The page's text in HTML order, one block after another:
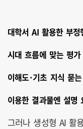
대학서 AI 활용한 부
시대 흐름에 맞는 평
이해도·기초 지식 묻
이용한 결과물엔 설명
그러나 생성형 AI 활